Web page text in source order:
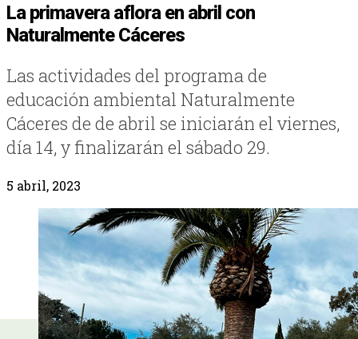
La primavera aflora en abril con
Naturalmente Cáceres
Las actividades del programa de
educación ambiental Naturalmente
Cáceres de de abril se iniciarán el viernes,
día 14, y finalizarán el sábado 29.
5 abril, 2023